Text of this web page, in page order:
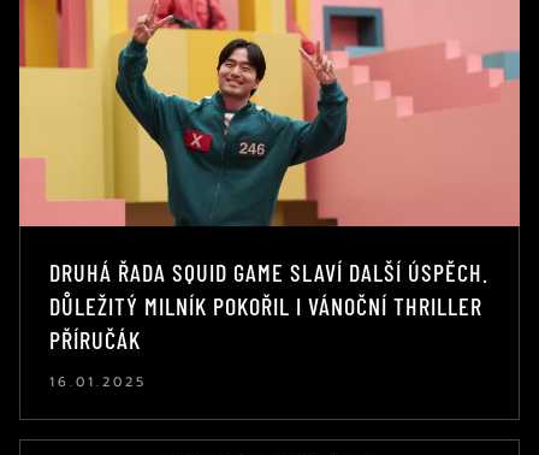
DRUHÁ ŘADA SQUID GAME SLAVÍ DALŠÍ ÚSPĚCH.
DŮLEŽITÝ MILNÍK POKOŘIL I VÁNOČNÍ THRILLER
PŘÍRUČÁK
16.01.2025